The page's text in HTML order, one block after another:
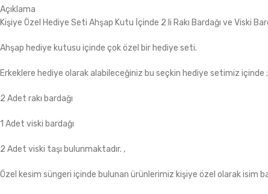
Açıklama
Kişiye Özel Hediye Seti Ahşap Kutu İçinde 2 li Rakı Bardağı ve Viski
Ahşap hediye kutusu içinde çok özel bir hediye seti.
Erkeklere hediye olarak alabileceğiniz bu seçkin hediye setimiz içinde ;
2 Adet rakı bardağı
1 Adet viski bardağı
2 Adet viski taşı bulunmaktadır. ,
Özel kesim süngeri içinde bulunan ürünlerimiz kişiye özel olarak isim